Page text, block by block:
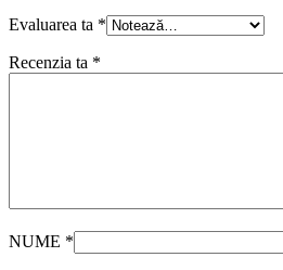
Evaluarea ta *
Recenzia ta *
NUME *